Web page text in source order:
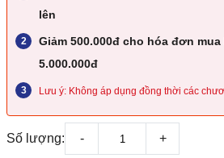
lên
Giảm 500.000đ cho hóa đơn
5.000.000đ
Lưu ý: Không áp dụng đồng thời các
Số lượng: - +